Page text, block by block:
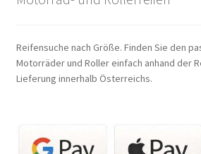
Reifensuche nach Größe. Finden Sie den
Motorräder und Roller einfach anhand der
Lieferung innerhalb Österreichs.